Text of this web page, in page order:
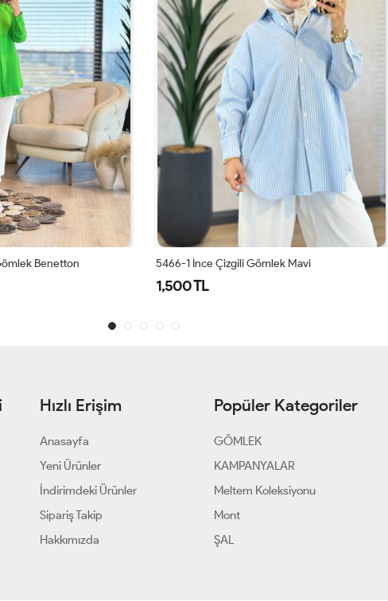
Benetton 5466-1 İnce Çizgili Gömlek Mavi
1,500 TL
Hızlı Erişim
Anasayfa
Yeni Ürünler
İndirimdeki Ürünler
Sipariş Takip
Hakkımızda
Popüler Kategoriler
GÖMLEK
KAMPANYALAR
Meltem Koleksiyonu
Mont
ŞAL